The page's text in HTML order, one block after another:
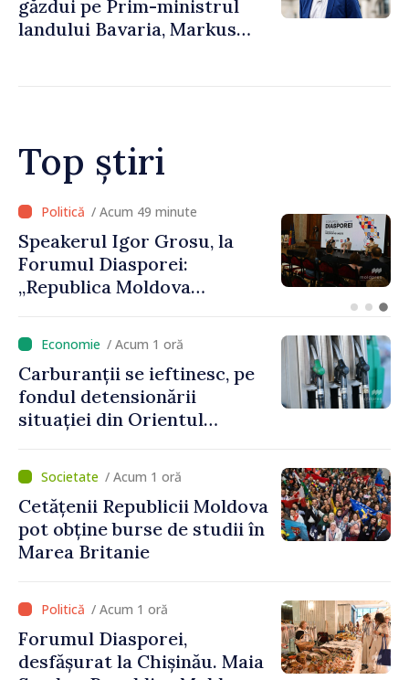
găzdui pe Prim-ministrul
landului Bavaria, Markus
Top știri
/ Acum 8 minute
Circa un miliard de lei,
transferat de BNM la
bugetul de stat
/ Acum 1 oră
Carburanții se ieftinesc, pe
fondul detensionării
situației din Orientul
/ Acum 1 oră
Cetățenii Republicii Moldova
pot obține burse de studii în
Marea Britanie
/ Acum 1 oră
Forumul Diasporei,
desfășurat la Chișinău. Maia